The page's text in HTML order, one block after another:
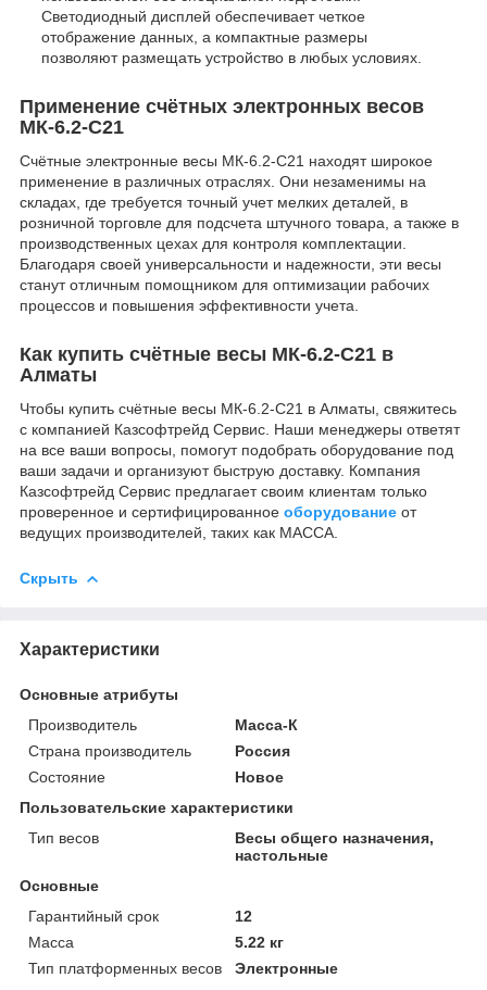
Светодиодный дисплей обеспечивает четкое
отображение данных, а компактные размеры
позволяют размещать устройство в любых условиях.
Применение счётных электронных весов
МК-6.2-С21
Счётные электронные весы МК-6.2-С21 находят широкое
применение в различных отраслях. Они незаменимы на
складах, где требуется точный учет мелких деталей, в
розничной торговле для подсчета штучного товара, а также в
производственных цехах для контроля комплектации.
Благодаря своей универсальности и надежности, эти весы
станут отличным помощником для оптимизации рабочих
процессов и повышения эффективности учета.
Как купить счётные весы МК-6.2-С21 в
Алматы
Чтобы купить счётные весы МК-6.2-С21 в Алматы, свяжитесь
с компанией Казсофтрейд Сервис. Наши менеджеры ответят
на все ваши вопросы, помогут подобрать оборудование под
ваши задачи и организуют быструю доставку. Компания
Казсофтрейд Сервис предлагает своим клиентам только
проверенное и сертифицированное оборудование от
ведущих производителей, таких как МАССА.
Скрыть
Характеристики
Основные атрибуты
Производитель
Масса-К
Страна производитель
Россия
Состояние
Новое
Пользовательские характеристики
Тип весов
Весы общего назначения,
настольные
Основные
Гарантийный срок
12
Масса
5.22 кг
Тип платформенных весов
Электронные